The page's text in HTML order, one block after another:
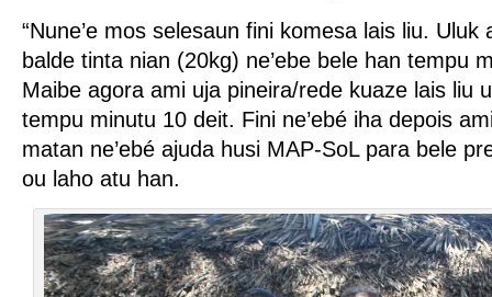
“Nune’e mos selesaun fini komesa lais liu.
balde tinta nian (20kg) ne’ebe bele han tempu
Maibe agora ami uja pineira/rede kuaze lais liu
tempu minutu 10 deit. Fini ne’ebé iha depois
matan ne’ebé ajuda husi MAP-SoL para bele
ou laho atu han.